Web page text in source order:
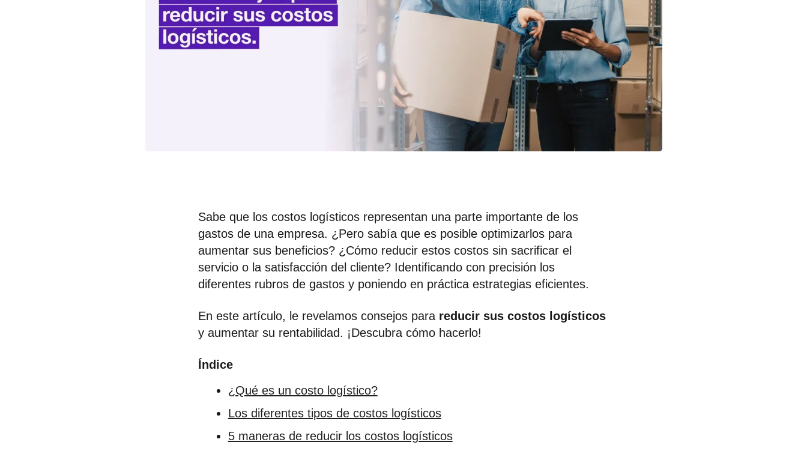
Sabe que los costos logísticos representan una parte importante de los
gastos de una empresa. ¿Pero sabía que es posible optimizarlos para
aumentar sus beneficios? ¿Cómo reducir estos costos sin sacrificar el
servicio o la satisfacción del cliente? Identificando con precisión los
diferentes rubros de gastos y poniendo en práctica estrategias eficientes.
En este artículo, le revelamos consejos para reducir sus costos logísticos
y aumentar su rentabilidad. ¡Descubra cómo hacerlo!
Índice
¿Qué es un costo logístico?
Los diferentes tipos de costos logísticos
5 maneras de reducir los costos logísticos